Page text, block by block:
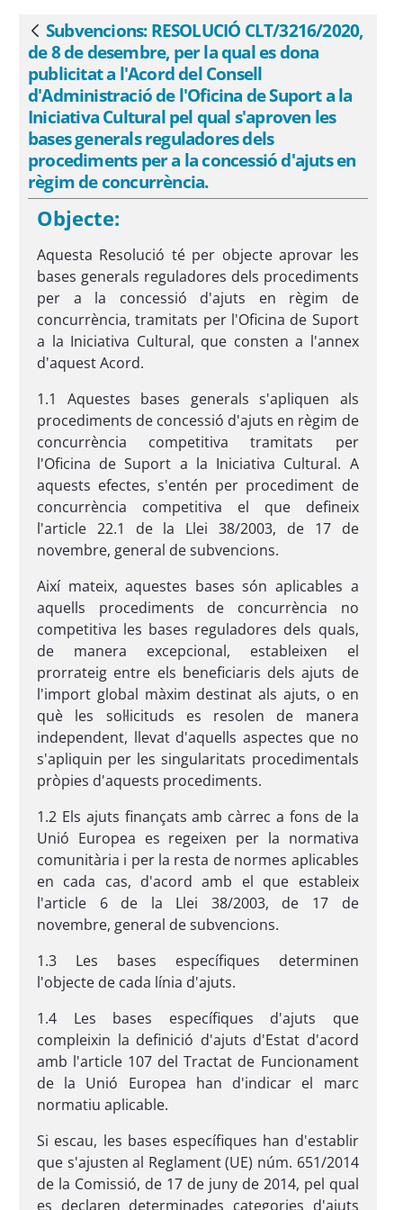
qual s&#39;aproven les bases generals
reguladores dels procediments per a la
concessió d&#39;ajuts en règim de
concurrència. - eSAM
Vés enrere
Subvencions: RESOLUCIÓ CLT/3216/2020,
de 8 de desembre, per la qual es dona
publicitat a l'Acord del Consell
d'Administració de l'Oficina de Suport a la
Iniciativa Cultural pel qual s'aproven les
bases generals reguladores dels
procediments per a la concessió d'ajuts en
règim de concurrència.
Objecte:
Aquesta Resolució té per objecte aprovar les
bases generals reguladores dels procediments
per a la concessió d'ajuts en règim de
concurrència, tramitats per l'Oficina de Suport
a la Iniciativa Cultural, que consten a l'annex
d'aquest Acord.
1.1 Aquestes bases generals s'apliquen als
procediments de concessió d'ajuts en règim de
concurrència competitiva tramitats per
l'Oficina de Suport a la Iniciativa Cultural. A
aquests efectes, s'entén per procediment de
concurrència competitiva el que defineix
l'article 22.1 de la Llei 38/2003, de 17 de
novembre, general de subvencions.
Així mateix, aquestes bases són aplicables a
aquells procediments de concurrència no
competitiva les bases reguladores dels quals,
de manera excepcional, estableixen el
prorrateig entre els beneficiaris dels ajuts de
l'import global màxim destinat als ajuts, o en
què les sol·licituds es resolen de manera
independent, llevat d'aquells aspectes que no
s'apliquin per les singularitats procedimentals
pròpies d'aquests procediments.
1.2 Els ajuts finançats amb càrrec a fons de la
Unió Europea es regeixen per la normativa
comunitària i per la resta de normes aplicables
en cada cas, d'acord amb el que estableix
l'article 6 de la Llei 38/2003, de 17 de
novembre, general de subvencions.
1.3 Les bases específiques determinen
l'objecte de cada línia d'ajuts.
1.4 Les bases específiques d'ajuts que
compleixin la definició d'ajuts d'Estat d'acord
amb l'article 107 del Tractat de Funcionament
de la Unió Europea han d'indicar el marc
normatiu aplicable.
Si escau, les bases específiques han d'establir
que s'ajusten al Reglament (UE) núm. 651/2014
de la Comissió, de 17 de juny de 2014, pel qual
es declaren determinades categories d'ajuts